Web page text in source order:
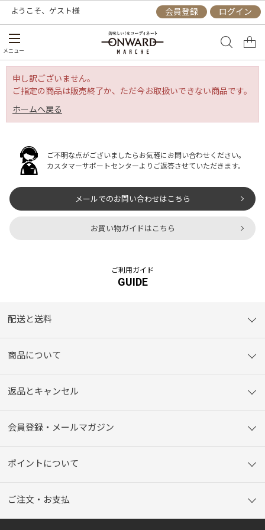
ようこそ、 ゲスト様 会員登録 ログイン
メニュー
申し訳ございません。
ご指定の商品は販売終了か、ただ今お取扱いできない商品です。
ホームへ戻る
ご不明な点がございましたらお気軽にお問い合わせください。
カスタマーサポートセンターよりご返答させていただきます。
メールでのお問い合わせはこちら
お買い物ガイドはこちら
ご利用ガイド
GUIDE
配送と送料
商品について
返品とキャンセル
会員登録・メールマガジン
ポイントについて
ご注文・お支払